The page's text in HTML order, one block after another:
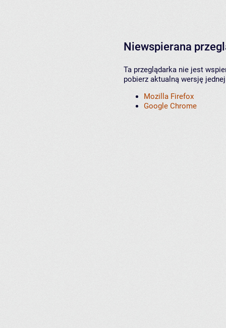
Niewspierana
Ta przeglądarka nie jest
pobierz aktualną wersję
Mozilla Firefox
Google Chrome